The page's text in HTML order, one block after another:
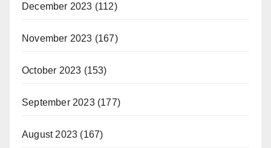
December 2023 (112)
November 2023 (167)
October 2023 (153)
September 2023(177)
August 2023 (167)